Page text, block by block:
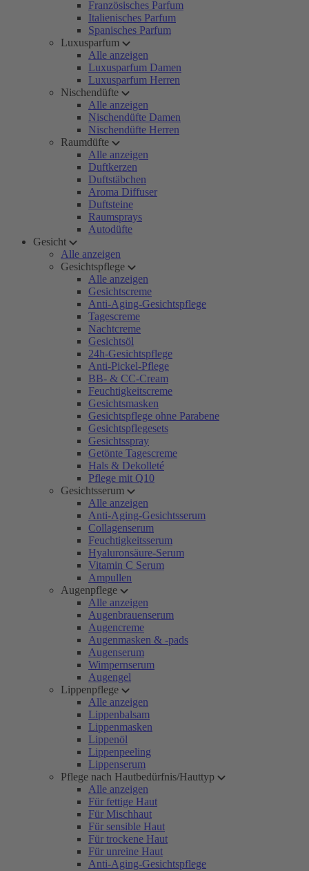
Französisches Parfum
Italienisches Parfum
Spanisches Parfum
Luxusparfum
Alle anzeigen
Luxusparfum Damen
Luxusparfum Herren
Nischendüfte
Alle anzeigen
Nischendüfte Damen
Nischendüfte Herren
Raumdüfte
Alle anzeigen
Duftkerzen
Duftstäbchen
Aroma Diffuser
Duftsteine
Raumsprays
Autodüfte
Gesicht
Alle anzeigen
Gesichtspflege
Alle anzeigen
Gesichtscreme
Anti-Aging-Gesichtspflege
Tagescreme
Nachtcreme
Gesichtsöl
24h-Gesichtspflege
Anti-Pickel-Pflege
BB- & CC-Cream
Feuchtigkeitscreme
Gesichtsmasken
Gesichtspflege ohne Parabene
Gesichtspflegesets
Gesichtsspray
Getönte Tagescreme
Hals & Dekolleté
Pflege mit Q10
Gesichtsserum
Alle anzeigen
Anti-Aging-Gesichtsserum
Collagenserum
Feuchtigkeitsserum
Hyaluronsäure-Serum
Vitamin C Serum
Ampullen
Augenpflege
Alle anzeigen
Augenbrauenserum
Augencreme
Augenmasken & -pads
Augenserum
Wimpernserum
Augengel
Lippenpflege
Alle anzeigen
Lippenbalsam
Lippenmasken
Lippenöl
Lippenpeeling
Lippenserum
Pflege nach Hautbedürfnis/Hauttyp
Alle anzeigen
Für fettige Haut
Für Mischhaut
Für sensible Haut
Für trockene Haut
Für unreine Haut
Anti-Aging-Gesichtspflege